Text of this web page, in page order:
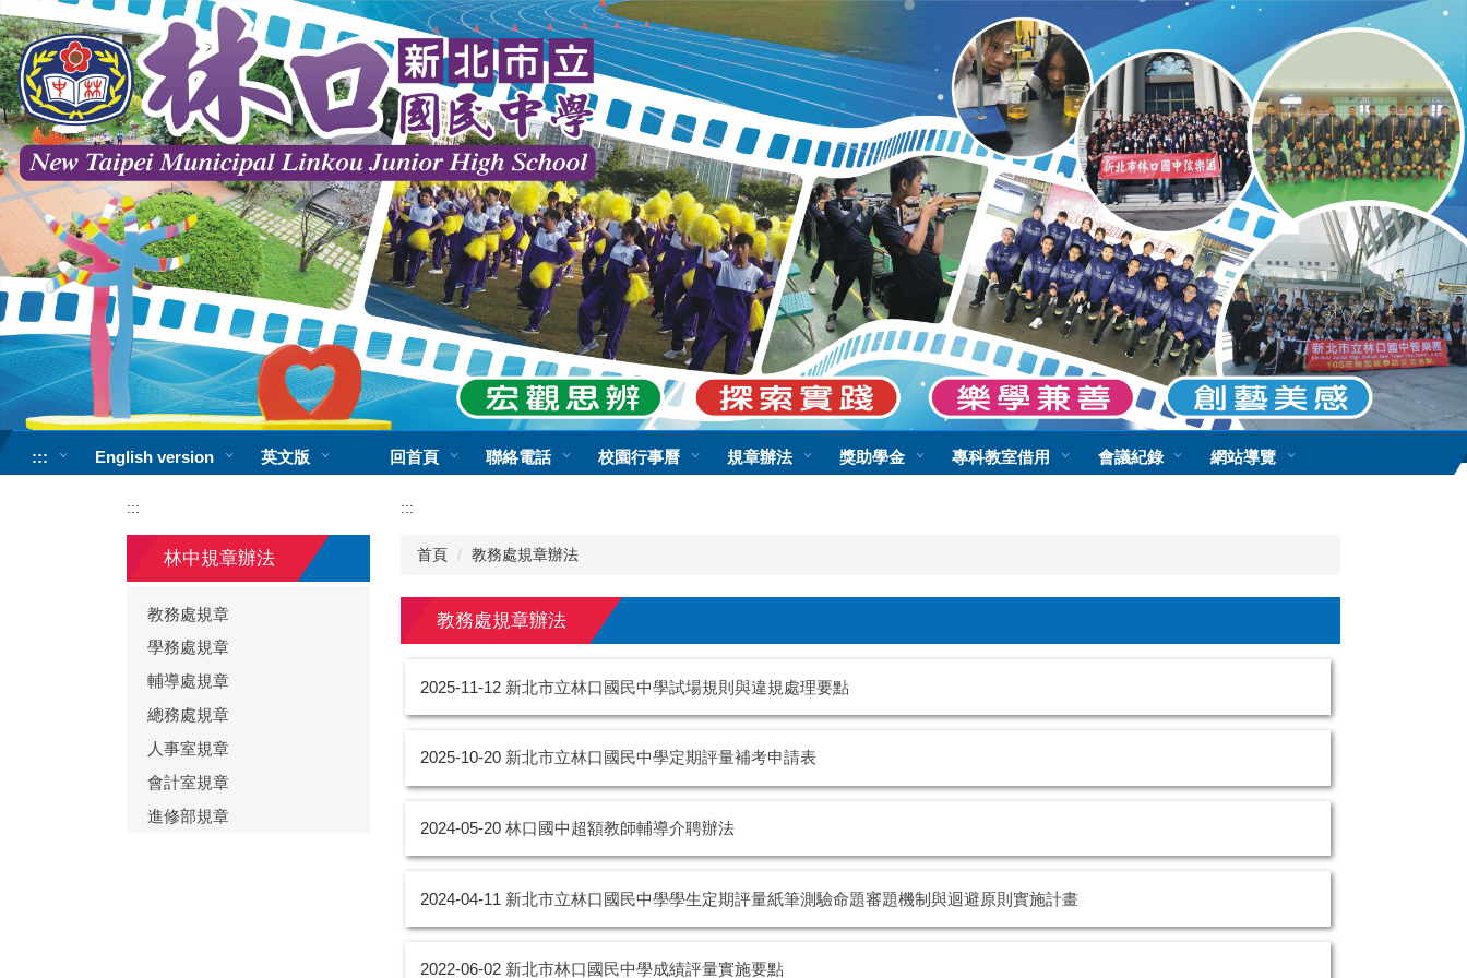
跳
到
主
要
內
容
區
::: English version 英文版 回首頁 聯絡電話 校園行事曆 規章辦法 獎助學金 專科教室借用 會議紀錄 網站導覽
:::
林中規章辦法
教務處規章
學務處規章
輔導處規章
總務處規章
人事室規章
會計室規章
進修部規章
:::
首頁 教務處規章辦法
教務處規章辦法
2025-11-12 新北市立林口國民中學試場規則與違規處理要點
2025-10-20 新北市立林口國民中學定期評量補考申請表
2024-05-20林口國中超額教師輔導介聘辦法
2024-04-11 新北市立林口國民中學學生定期評量紙筆測驗命題審題機制與迴避原則實施計畫
2022-06-02 新北市林口國民中學成績評量實施要點